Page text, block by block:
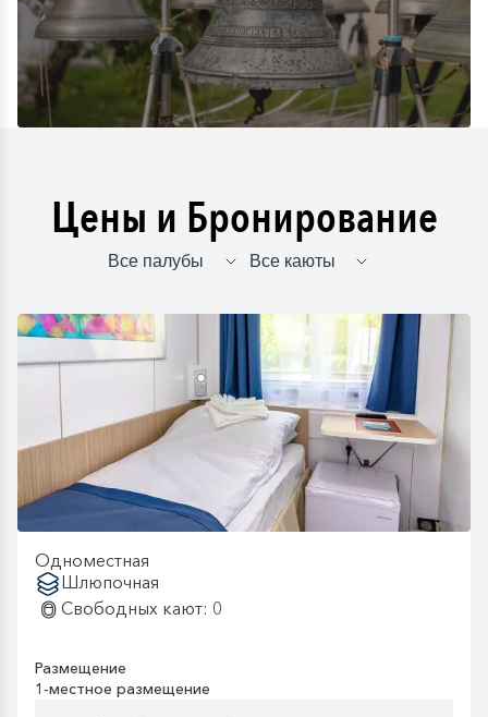
Цены и Бронирование
Одноместная
Шлюпочная
Свободных кают: 0
Размещение
1-местное размещение